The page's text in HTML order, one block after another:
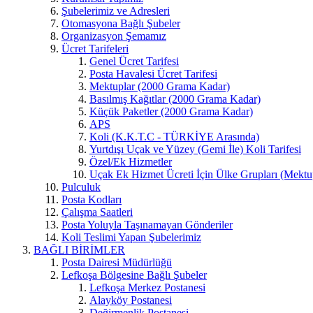
Şubelerimiz ve Adresleri
Otomasyona Bağlı Şubeler
Organizasyon Şemamız
Ücret Tarifeleri
Genel Ücret Tarifesi
Posta Havalesi Ücret Tarifesi
Mektuplar (2000 Grama Kadar)
Basılmış Kağıtlar (2000 Grama Kadar)
Küçük Paketler (2000 Grama Kadar)
APS
Koli (K.K.T.C - TÜRKİYE Arasında)
Yurtdışı Uçak ve Yüzey (Gemi İle) Koli Tarifesi
Özel/Ek Hizmetler
Uçak Ek Hizmet Ücreti İçin Ülke Grupları
Pulculuk
Posta Kodları
Çalışma Saatleri
Posta Yoluyla Taşınamayan Gönderiler
Koli Teslimi Yapan Şubelerimiz
BAĞLI BİRİMLER
Posta Dairesi Müdürlüğü
Lefkoşa Bölgesine Bağlı Şubeler
Lefkoşa Merkez Postanesi
Alayköy Postanesi